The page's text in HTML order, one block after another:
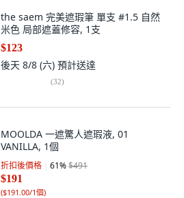
the saem 完美遮瑕筆 單支 #1.5 自然
米色 局部遮蓋修容, 1支
$123
後天 8/8 (六) 預計送達
(32)
MOOLDA 一遮驚人遮瑕液, 01
VANILLA, 1個
折扣後價格 61%$491
$191
($191.00/1個)